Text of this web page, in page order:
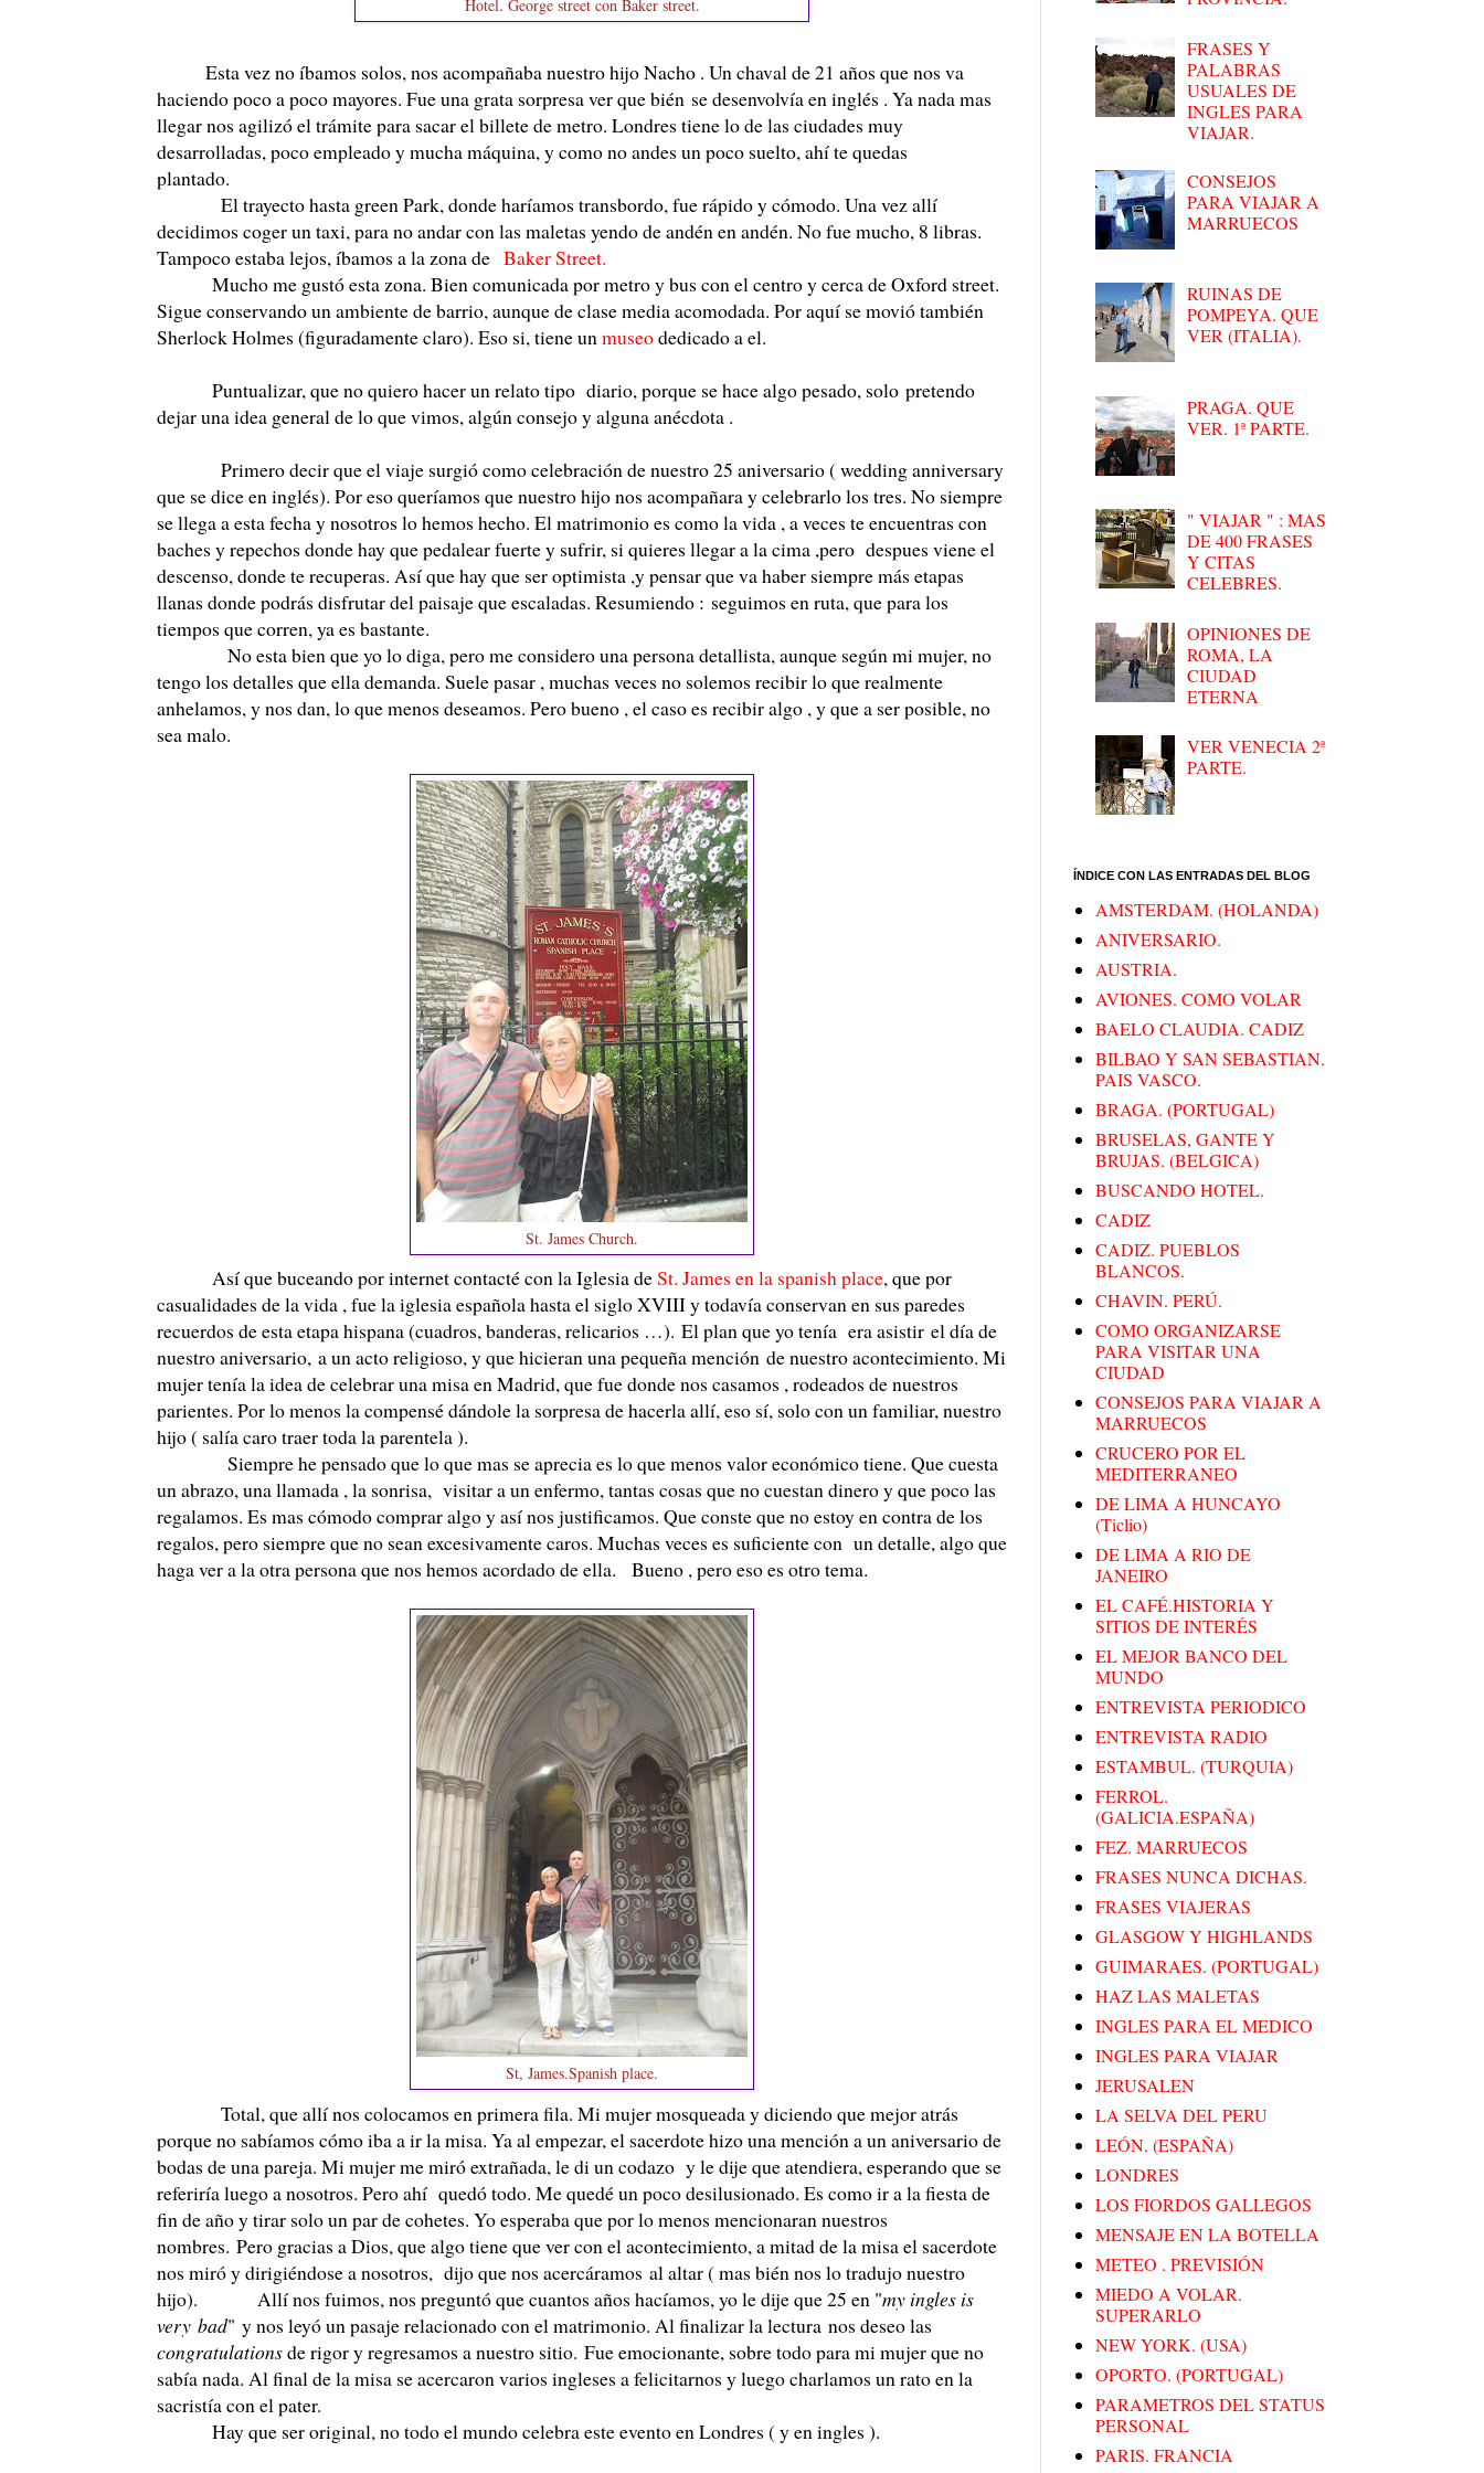
Hotel. George street con Baker street.
Esta vez no íbamos solos, nos acompañaba nuestro hijo Nacho . Un chaval de 21 años que nos va
haciendo poco a poco mayores. Fue una grata sorpresa ver que bién se desenvolvía en inglés . Ya nada mas
llegar nos agilizó el trámite para sacar el billete de metro. Londres tiene lo de las ciudades muy
desarrolladas, poco empleado y mucha máquina, y como no andes un poco suelto, ahí te quedas
plantado.
El trayecto hasta green Park, donde haríamos transbordo, fue rápido y cómodo. Una vez allí
decidimos coger un taxi, para no andar con las maletas yendo de andén en andén. No fue mucho, 8 libras.
Tampoco estaba lejos, íbamos a la zona de Baker Street.
Mucho me gustó esta zona. Bien comunicada por metro y bus con el centro y cerca de Oxford street.
Sigue conservando un ambiente de barrio, aunque de clase media acomodada. Por aquí se movió también
Sherlock Holmes (figuradamente claro). Eso si, tiene un museodedicado a el.
Puntualizar, que no quiero hacer un relato tipo diario, porque se hace algo pesado, solo pretendo
dejar una idea general de lo que vimos, algún consejo y alguna anécdota .
Primero decir que el viaje surgió como celebración de nuestro 25 aniversario ( wedding anniversary
que se dice en inglés). Por eso queríamos que nuestro hijo nos acompañara y celebrarlo los tres. No siempre
se llega a esta fecha y nosotros lo hemos hecho. El matrimonio es como la vida , a veces te encuentras con
baches y repechos donde hay que pedalear fuerte y sufrir, si quieres llegar a la cima ,pero despues viene el
descenso, donde te recuperas. Así que hay que ser optimista ,y pensar que va haber siempre más etapas
llanas donde podrás disfrutar del paisaje que escaladas. Resumiendo : seguimos en ruta, que para los
tiempos que corren, ya es bastante.
No esta bien que yo lo diga, pero me considero una persona detallista, aunque según mi mujer, no
tengo los detalles que ella demanda. Suele pasar , muchas veces no solemos recibir lo que realmente
anhelamos, y nos dan, lo que menos deseamos. Pero bueno , el caso es recibir algo , y que a ser posible, no
sea malo.
St. James Church.
Así que buceando por internet contacté con la Iglesia deSt. James en la spanish place, que por
casualidades de la vida , fue la iglesia española hasta el siglo XVIII y todavía conservan en sus paredes
recuerdos de esta etapa hispana (cuadros, banderas, relicarios …). El plan que yo tenía era asistir el día de
nuestro aniversario, a un acto religioso, y que hicieran una pequeña mención de nuestro acontecimiento. Mi
mujer tenía la idea de celebrar una misa en Madrid, que fue donde nos casamos , rodeados de nuestros
parientes. Por lo menos la compensé dándole la sorpresa de hacerla allí, eso sí, solo con un familiar, nuestro
hijo ( salía caro traer toda la parentela ).
Siempre he pensado que lo que mas se aprecia es lo que menos valor económico tiene. Que cuesta
un abrazo, una llamada , la sonrisa, visitar a un enfermo, tantas cosas que no cuestan dinero y que poco las
regalamos. Es mas cómodo comprar algo y así nos justificamos. Que conste que no estoy en contra de los
regalos, pero siempre que no sean excesivamente caros. Muchas veces es suficiente con un detalle, algo que
haga ver a la otra persona que nos hemos acordado de ella. Bueno , pero eso es otro tema.
St, James.Spanish place.
Total, que allí nos colocamos en primera fila. Mi mujer mosqueada y diciendo que mejor atrás
porque no sabíamos cómo iba a ir la misa. Ya al empezar, el sacerdote hizo una mención a un aniversario de
bodas de una pareja. Mi mujer me miró extrañada, le di un codazo y le dije que atendiera, esperando que se
referiría luego a nosotros. Pero ahí quedó todo. Me quedé un poco desilusionado. Es como ir a la fiesta de
fin de año y tirar solo un par de cohetes. Yo esperaba que por lo menos mencionaran nuestros
nombres. Pero gracias a Dios, que algo tiene que ver con el acontecimiento, a mitad de la misa el sacerdote
nos miró y dirigiéndose a nosotros, dijo que nos acercáramos al altar ( mas bién nos lo tradujo nuestro
hijo). Allí nos fuimos, nos preguntó que cuantos años hacíamos, yo le dije que 25 en "my ingles is
very bad" y nos leyó un pasaje relacionado con el matrimonio. Al finalizar la lectura nos deseo las
congratulationsde rigor y regresamos a nuestro sitio. Fue emocionante, sobre todo para mi mujer que no
sabía nada. Al final de la misa se acercaron varios ingleses a felicitarnos y luego charlamos un rato en la
sacristía con el pater.
Hay que ser original, no todo el mundo celebra este evento en Londres ( y en ingles ).
FRASES Y
PALABRAS
USUALES DE
INGLES PARA
VIAJAR.
CONSEJOS
PARA VIAJAR A
MARRUECOS
RUINAS DE
POMPEYA. QUE
VER (ITALIA).
PRAGA. QUE
VER. 1ª PARTE.
" VIAJAR " : MAS
DE 400 FRASES
Y CITAS
CELEBRES.
OPINIONES DE
ROMA, LA
CIUDAD
ETERNA
VER VENECIA 2ª
PARTE.
ÍNDICE CON LAS ENTRADAS DEL BLOG
AMSTERDAM. (HOLANDA)
ANIVERSARIO.
AUSTRIA.
AVIONES. COMO VOLAR
BAELO CLAUDIA. CADIZ
BILBAO Y SAN SEBASTIAN.
PAIS VASCO.
BRAGA. (PORTUGAL)
BRUSELAS, GANTE Y
BRUJAS. (BELGICA)
BUSCANDO HOTEL.
CADIZ
CADIZ. PUEBLOS
BLANCOS.
CHAVIN. PERÚ.
COMO ORGANIZARSE
PARA VISITAR UNA
CIUDAD
CONSEJOS PARA VIAJAR A
MARRUECOS
CRUCERO POR EL
MEDITERRANEO
DE LIMA A HUNCAYO
(Ticlio)
DE LIMA A RIO DE
JANEIRO
EL CAFÉ.HISTORIA Y
SITIOS DE INTERÉS
EL MEJOR BANCO DEL
MUNDO
ENTREVISTA PERIODICO
ENTREVISTA RADIO
ESTAMBUL. (TURQUIA)
FERROL.
(GALICIA.ESPAÑA)
FEZ. MARRUECOS
FRASES NUNCA DICHAS.
FRASES VIAJERAS
GLASGOW Y HIGHLANDS
GUIMARAES. (PORTUGAL)
HAZ LAS MALETAS
INGLES PARA EL MEDICO
INGLES PARA VIAJAR
JERUSALEN
LA SELVA DEL PERU
LEÓN. (ESPAÑA)
LONDRES
LOS FIORDOS GALLEGOS
MENSAJE EN LA BOTELLA
METEO . PREVISIÓN
MIEDO A VOLAR.
SUPERARLO
NEW YORK. (USA)
OPORTO. (PORTUGAL)
PARAMETROS DEL STATUS
PERSONAL
PARIS. FRANCIA